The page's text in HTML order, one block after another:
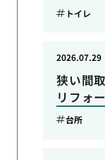
トイレ
狭い間
リフォ
2026.07.29
台所